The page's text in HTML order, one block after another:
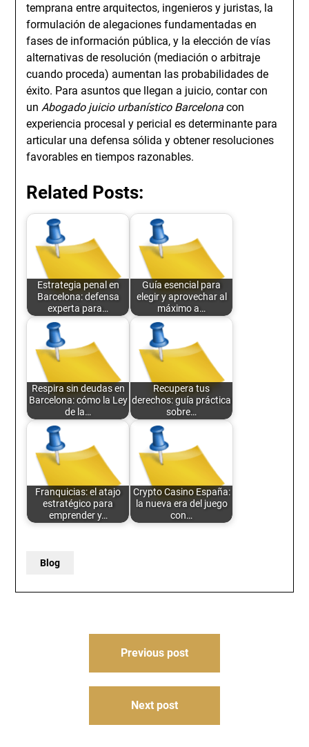
temprana entre arquitectos, ingenieros y juristas, la
formulación de alegaciones fundamentadas en
fases de información pública, y la elección de vías
alternativas de resolución (mediación o arbitraje
cuando proceda) aumentan las probabilidades de
éxito. Para asuntos que llegan a juicio, contar con
unAbogado juicio urbanístico Barcelona con
experiencia procesal y pericial es determinante para
articular una defensa sólida y obtener resoluciones
favorables en tiempos razonables.
Related Posts:
Estrategia penal en
Barcelona: defensa
experta para…
Guía esencial para
elegir y aprovechar al
máximo a…
Respira sin deudas en
Barcelona: cómo la Ley
de la…
Recupera tus
derechos: guía práctica
sobre…
Franquicias: el atajo
estratégico para
emprender y…
Crypto Casino España:
la nueva era del juego
con…
Blog
Previous post
Next post